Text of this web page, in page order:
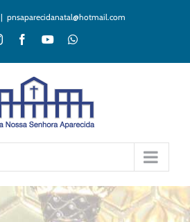
| pnsaparecidanatal@hotmail.com
InstagramFacebookYouTubeWhatsApp